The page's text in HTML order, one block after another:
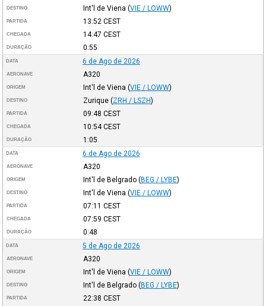
DESTINO Int'l de Viena (VIE / LOWW)
PARTIDA 13:52 CEST
CHEGADA 14:47 CEST
DURAÇÃO 0:55
DATA 6 de Ago de 2026
AERONAVE A320
ORIGEM Int'l de Viena (VIE / LOWW)
DESTINO Zurique (ZRH / LSZH)
PARTIDA 09:48 CEST
CHEGADA 10:54CEST
DURAÇÃO 1:05
DATA 6 de Ago de 2026
AERONAVE A320
ORIGEM Int'l de Belgrado (BEG / LYBE)
DESTINO Int'l de Viena (VIE / LOWW)
PARTIDA 07:11 CEST
CHEGADA 07:59 CEST
DURAÇÃO 0:48
DATA 5 de Ago de 2026
AERONAVE A320
ORIGEM Int'l de Viena (VIE / LOWW)
DESTINO Int'l de Belgrado (BEG / LYBE)
PARTIDA 22:38 CEST